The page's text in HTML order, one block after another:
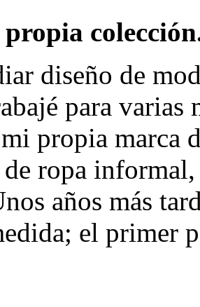
diseño de
para varias
mi propia marca
ropa informal,
años más
el primer